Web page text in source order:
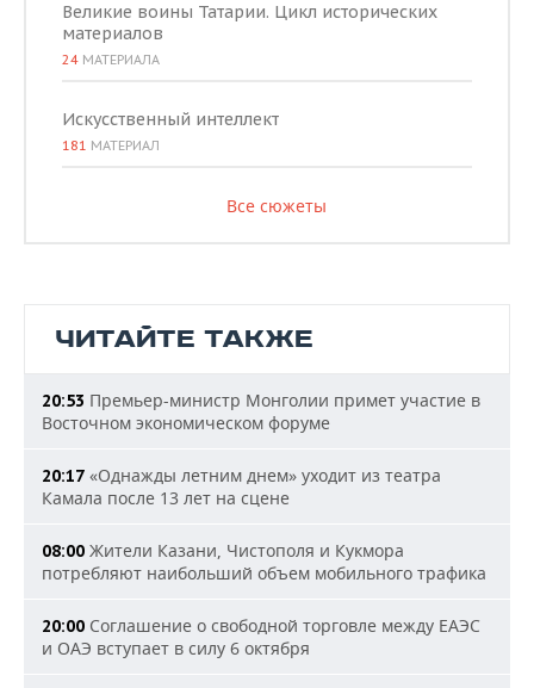
Великие воины Татарии. Цикл исторических
материалов
24 МАТЕРИАЛА
Искусственный интеллект
181 МАТЕРИАЛ
Все сюжеты
ЧИТАЙТЕ ТАКЖЕ
20:53 Премьер-министр Монголии примет участие в
Восточном экономическом форуме
20:17 «Однажды летним днем» уходит из театра
Камала после 13 лет на сцене
08:00 Жители Казани, Чистополя и Кукмора
потребляют наибольший объем мобильного трафика
20:00 Соглашение о свободной торговле между ЕАЭС
и ОАЭ вступает в силу 6 октября